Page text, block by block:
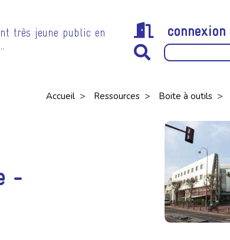
très jeune public en
connexion
Accueil > Ressources > Boite à outils >
-